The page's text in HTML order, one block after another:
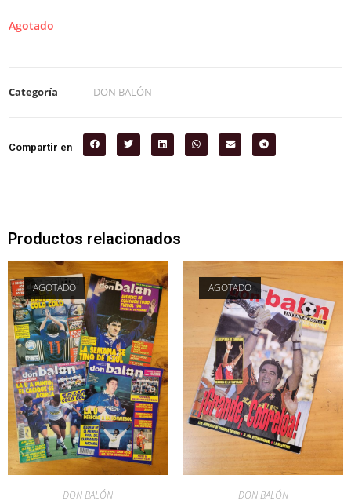
Agotado
Categoría DON BALÓN
Compartir en
Productos relacionados
AGOTADO
DON BALÓN
AGOTADO
DON BALÓN